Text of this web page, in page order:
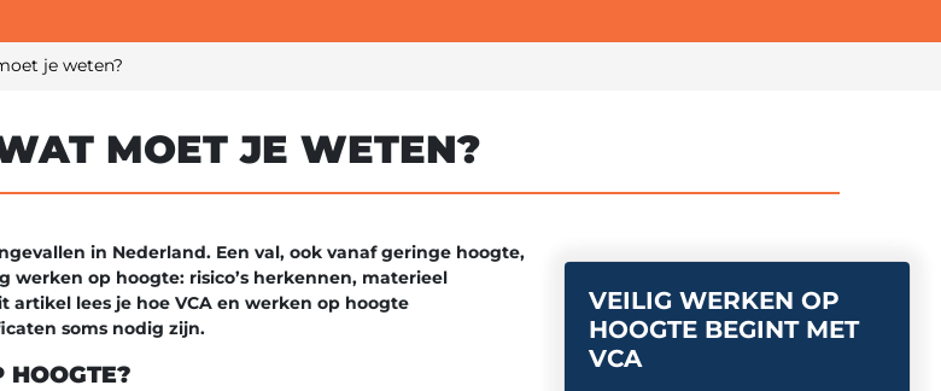
je weten?
MOET JE WETEN?
in Nederland. Een val, ook vanaf geringe hoogte,
werken op hoogte: risico’s herkennen, materieel
lees je hoe VCA en werken op hoogte
soms nodig zijn.
HOOGTE?
VEILIG WERKEN OP
HOOGTE BEGINT MET
VCA